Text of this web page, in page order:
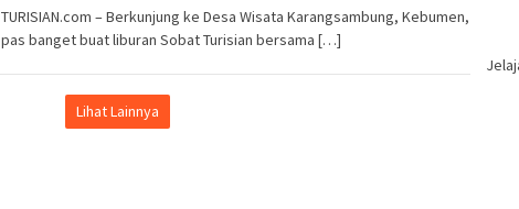
TURISIAN.com – Berkunjung ke Desa Wisata Karangsambung, Kebumen,
pas banget buat liburan Sobat Turisian bersama […]
Lihat Lainnya